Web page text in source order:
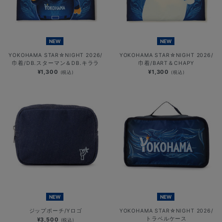
NEW
YOKOHAMA STAR☆NIGHT 2026/
巾着/DB.スターマン＆DB.キララ
¥1,300 (税込)
NEW
YOKOHAMA STAR☆NIGHT 2026/
巾着/BART＆CHAPY
¥1,300 (税込)
NEW
ジップポーチ/Yロゴ
¥3,500 (税込)
NEW
YOKOHAMA STAR☆NIGHT 2026/
トラベルケース